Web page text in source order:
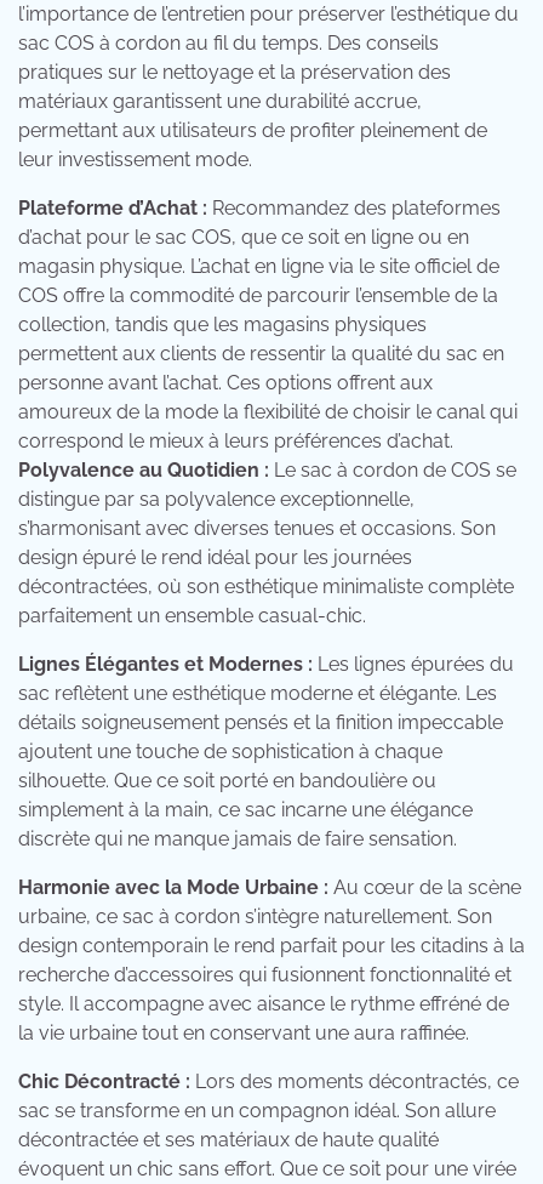
l’importance de l’entretien pour préserver l’esthétique du
sac COS à cordon au fil du temps. Des conseils
pratiques sur le nettoyage et la préservation des
matériaux garantissent une durabilité accrue,
permettant aux utilisateurs de profiter pleinement de
leur investissement mode.
Plateforme d’Achat : Recommandez des plateformes
d’achat pour le sac COS, que ce soit en ligne ou en
magasin physique. L’achat en ligne via le site officiel de
COS offre la commodité de parcourir l’ensemble de la
collection, tandis que les magasins physiques
permettent aux clients de ressentir la qualité du sac en
personne avant l’achat. Ces options offrent aux
amoureux de la mode la flexibilité de choisir le canal qui
correspond le mieux à leurs préférences d’achat.
Polyvalence au Quotidien : Le sac à cordon de COS se
distingue par sa polyvalence exceptionnelle,
s’harmonisant avec diverses tenues et occasions. Son
design épuré le rend idéal pour les journées
décontractées, où son esthétique minimaliste complète
parfaitement un ensemble casual-chic.
Lignes Élégantes et Modernes : Les lignes épurées du
sac reflètent une esthétique moderne et élégante. Les
détails soigneusement pensés et la finition impeccable
ajoutent une touche de sophistication à chaque
silhouette. Que ce soit porté en bandoulière ou
simplement à la main, ce sac incarne une élégance
discrète qui ne manque jamais de faire sensation.
Harmonie avec la Mode Urbaine : Au cœur de la scène
urbaine, ce sac à cordon s’intègre naturellement. Son
design contemporain le rend parfait pour les citadins à la
recherche d’accessoires qui fusionnent fonctionnalité et
style. Il accompagne avec aisance le rythme effréné de
la vie urbaine tout en conservant une aura raffinée.
Chic Décontracté : Lors des moments décontractés, ce
sac se transforme en un compagnon idéal. Son allure
décontractée et ses matériaux de haute qualité
évoquent un chic sans effort. Que ce soit pour une virée